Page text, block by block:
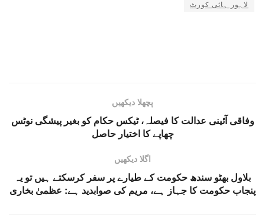
لاہور ہائی کورٹ
پچھلا دیکھیں
وفاقی آئینی عدالت کا فیصلہ، ٹیکس حکام کو بغیر پیشگی نوٹس
چھاپے کا اختیار حاصل
اگلا دیکھیں
بلاول بھٹو سندھ حکومت کے طیارے پر سفر کرسکتے ہیں تو یہ
پنجاب حکومت کا جہاز ہے، مریم کی صوابدید ہے: عظمیٰ بخاری